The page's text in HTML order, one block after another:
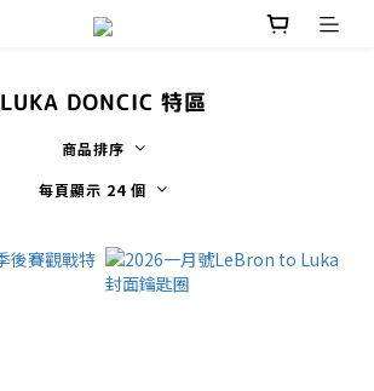
LUKA DONCIC 特區
商品排序
每頁顯示 24 個